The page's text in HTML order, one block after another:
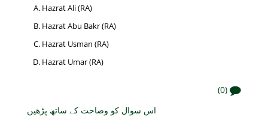
Hazrat Ali (RA)
Hazrat Abu Bakr (RA)
Hazrat Usman (RA)
Hazrat Umar (RA)
(0)
اس سوال کو وضاحت کے ساتھ پڑھیں